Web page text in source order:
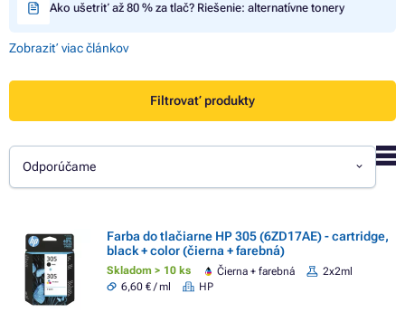
Ako ušetriť až 80 % za tlač? Riešenie: alternatívne tonery
Zobraziť viac článkov
Filtrovať produkty
Odporúčame
Farba do tlačiarne HP 305 (6ZD17AE) - cartridge,
black + color (čierna + farebná)
Skladom > 10 ks Čierna + farebná
2x2ml
6,60 € / ml
HP